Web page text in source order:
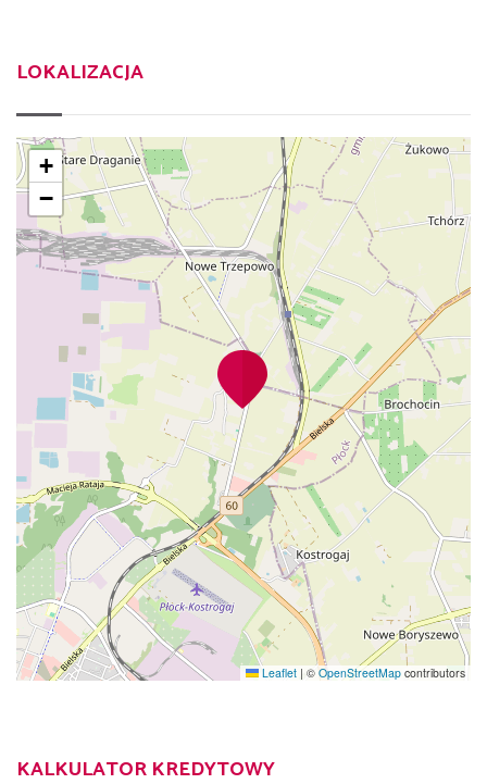
LOKALIZACJA
+
−
Leaflet | © OpenStreetMap contributors
KALKULATOR KREDYTOWY